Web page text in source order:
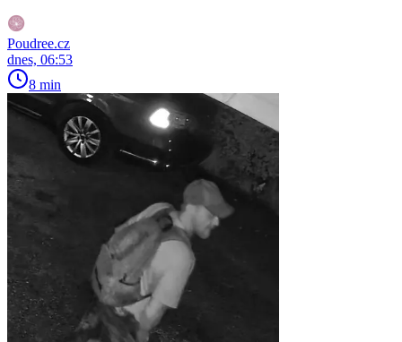
Poudree.cz
dnes, 06:53
8 min